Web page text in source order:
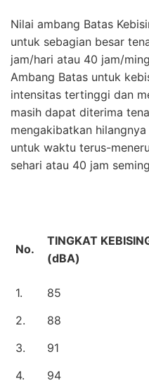
Nilai ambang Batas
untuk sebagian besar
jam/hari atau 40 jam/
Ambang Batas untuk
intensitas tertinggi dan
masih dapat diterima
mengakibatkan
untuk waktu terus-
sehari atau 40 jam
No.
TINGKAT
(dBA)
1. 85
2.
88
3.
91
4.
94